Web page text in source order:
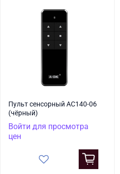
Пульт сенсорный AC140-06
(чёрный)
Войти для просмотра
цен